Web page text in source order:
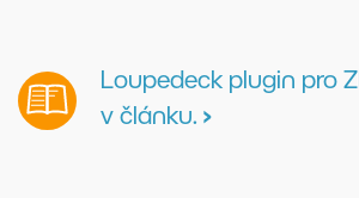
Loupedeck plugin pro
v článku. ›